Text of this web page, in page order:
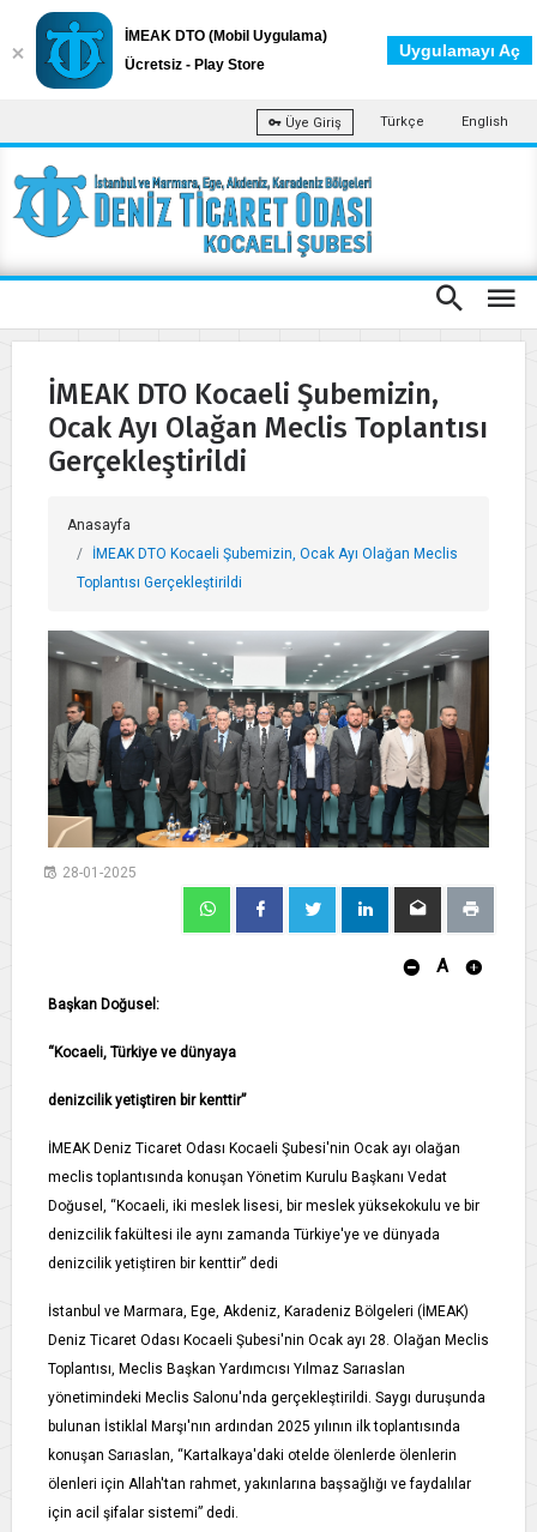
Üye Giriş Türkçe English
İMEAK DTO Kocaeli Şubemizin,
Ocak Ayı Olağan Meclis Toplantısı
Gerçekleştirildi
Anasayfa
İMEAK DTO Kocaeli Şubemizin, Ocak Ayı Olağan Meclis
Toplantısı Gerçekleştirildi
28-01-2025
A
Başkan Doğusel:
“Kocaeli, Türkiye ve dünyaya
denizcilik yetiştiren bir kenttir”
İMEAK Deniz Ticaret Odası Kocaeli Şubesi'nin Ocak ayı olağan
meclis toplantısında konuşan Yönetim Kurulu Başkanı Vedat
Doğusel, “Kocaeli, iki meslek lisesi, bir meslek yüksekokulu ve bir
denizcilik fakültesi ile aynı zamanda Türkiye'ye ve dünyada
denizcilik yetiştiren bir kenttir” dedi
İstanbul ve Marmara, Ege, Akdeniz, Karadeniz Bölgeleri (İMEAK)
Deniz Ticaret Odası Kocaeli Şubesi'nin Ocak ayı 28. Olağan Meclis
Toplantısı, Meclis Başkan Yardımcısı Yılmaz Sarıaslan
yönetimindeki Meclis Salonu'nda gerçekleştirildi. Saygı duruşunda
bulunan İstiklal Marşı'nın ardından 2025 yılının ilk toplantısında
konuşan Sarıaslan, “Kartalkaya'daki otelde ölenlerde ölenlerin
ölenleri için Allah'tan rahmet, yakınlarına başsağlığı ve faydalılar
için acil şifalar sistemi” dedi.
İMEAK DTO (Mobil Uygulama)
Ücretsiz - Play Store
Uygulamayı Aç